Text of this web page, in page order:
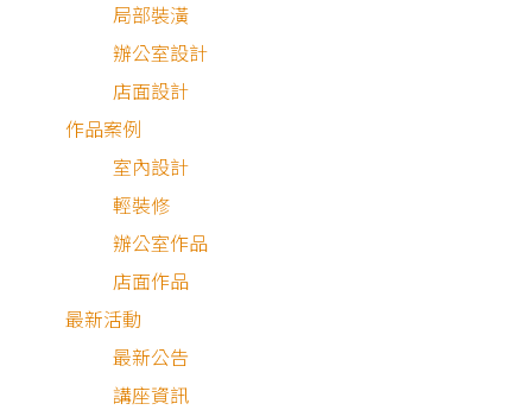
局部裝潢
辦公室設計
店面設計
作品案例
室內設計
輕裝修
辦公室作品
店面作品
最新活動
最新公告
講座資訊
黑白灰 × 清水模 × 油漆跳色
家人齊聚在餐桌用餐，碗筷的碰撞聲和輕鬆的笑語聲混雜在
起，是名為生活的樂譜中最溫暖的旋律。